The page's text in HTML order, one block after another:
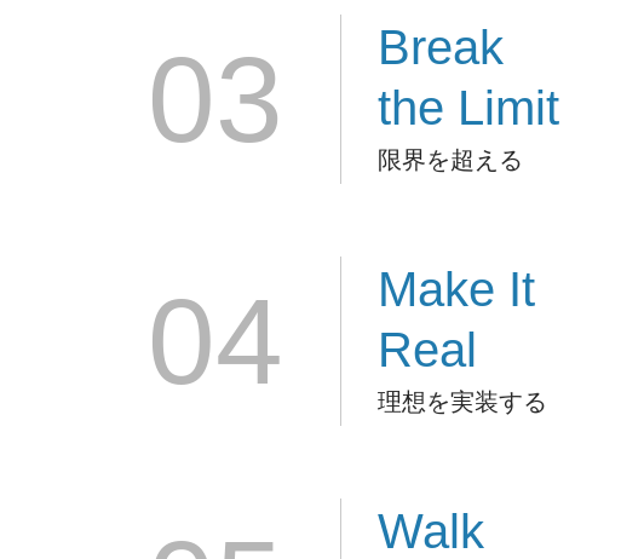
03
Break
the Limit
限界を超える
04
Make It
Real
理想を実装する
Walk